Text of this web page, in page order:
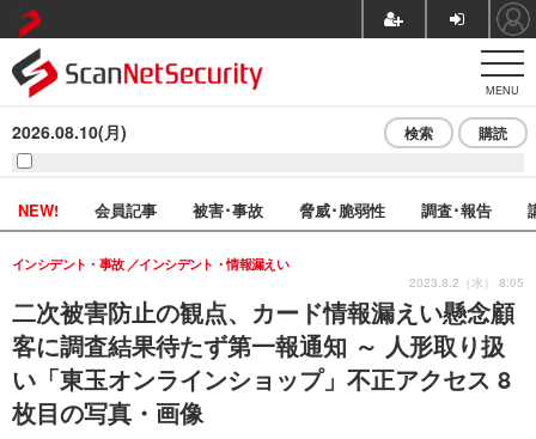
MENU
2026.08.10(月) 検索 購読
NEW! 会員記事 被害･事故 脅威･脆弱性 調査･報告
二次被害防止の観点、カード情報漏えい懸念顧
客に調査結果待たず第一報通知 ～ 人形取り扱
い「東玉オンラインショップ」不正アクセス 8
枚目の写真・画像
インシデント・事故 インシデント・情報漏えい
2023.8.2（水） 8:05